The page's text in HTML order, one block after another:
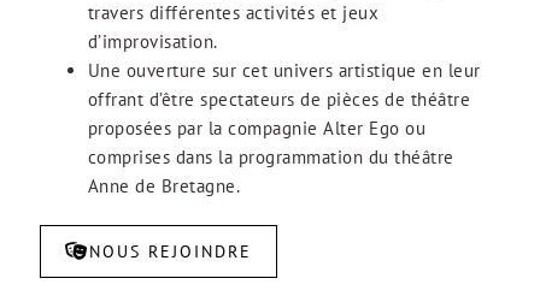
travers différentes activités et jeux
d’improvisation.
Une ouverture sur cet univers artistique en leur
offrant d’être spectateurs de pièces de théâtre
proposées par la compagnie Alter Ego ou
comprises dans la programmation du théâtre
Anne de Bretagne.
NOUS REJOINDRE